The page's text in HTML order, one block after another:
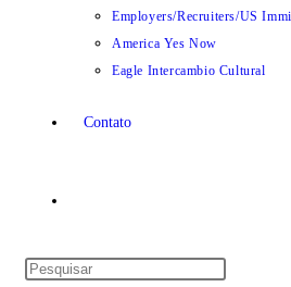
Employers/Recruiters/US
America Yes Now
Eagle Intercambio Cultural
Contato
pesquisa